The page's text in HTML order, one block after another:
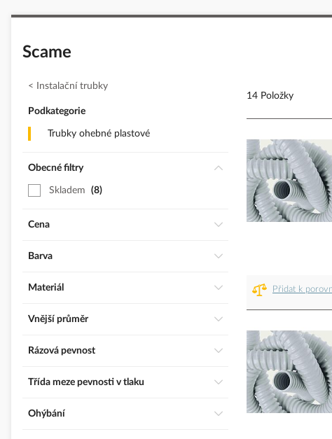
Scame
14 Položky
Přidat k
Instalační trubky
Podkategorie
Trubky ohebné plastové
Obecné filtry
Skladem 8
Cena
Barva
Materiál
Vnější průměr
Rázová pevnost
Třída meze pevnosti v tlaku
Ohýbání